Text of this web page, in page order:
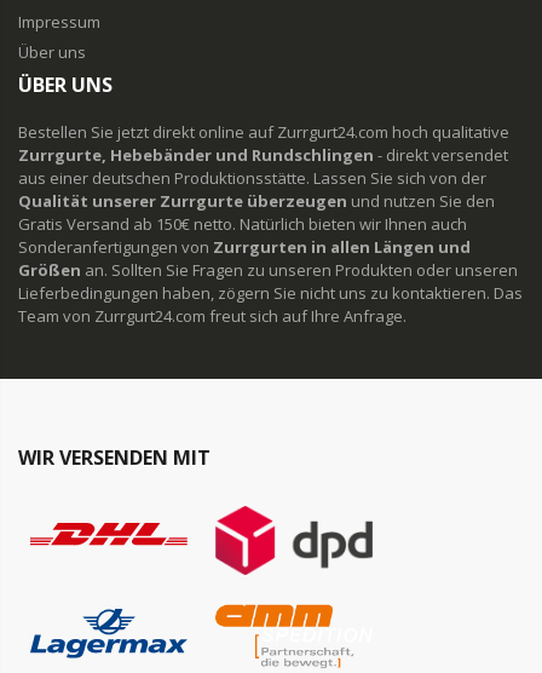
Impressum
Über uns
ÜBER UNS
Bestellen Sie jetzt direkt online auf Zurrgurt24.com hoch qualitative
Zurrgurte, Hebebänder und Rundschlingen - direkt versendet
aus einer deutschen Produktionsstätte. Lassen Sie sich von der
Qualität unserer Zurrgurte überzeugen und nutzen Sie den
Gratis Versand ab 150€ netto. Natürlich bieten wir Ihnen auch
Sonderanfertigungen von Zurrgurten in allen Längen und
Größen an. Sollten Sie Fragen zu unseren Produkten oder unseren
Lieferbedingungen haben, zögern Sie nicht uns zu kontaktieren. Das
Team von Zurrgurt24.com freut sich auf Ihre Anfrage.
WIR VERSENDEN MIT